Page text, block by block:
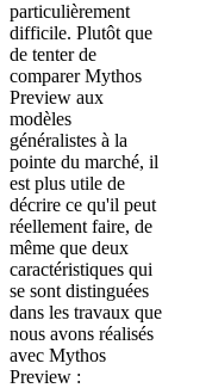
particulièrement
difficile. Plutôt que
de tenter de
comparer Mythos
Preview aux
modèles
généralistes à la
pointe du marché, il
est plus utile de
décrire ce qu'il peut
réellement faire, de
même que deux
caractéristiques qui
se sont distinguées
dans les travaux que
nous avons réalisés
avec Mythos
Preview :